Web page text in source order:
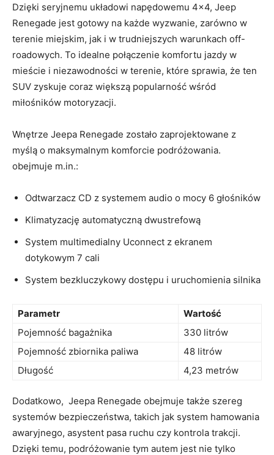
Dzięki seryjnemu ⁢układowi napędowemu 4×4, Jeep
Renegade jest gotowy na każde wyzwanie, zarówno​ w
terenie miejskim, jak i w trudniejszych warunkach off-
roadowych. To idealne połączenie komfortu ‌jazdy w
mieście i ​niezawodności w terenie, które sprawia, że ten
SUV zyskuje coraz większą popularność wśród
‍miłośników​ motoryzacji.
Wnętrze ⁣Jeepa Renegade zostało zaprojektowane z
myślą o maksymalnym komforcie podróżowania. ‌
obejmuje m.in.:
Odtwarzacz CD z systemem audio o mocy 6 głośników
Klimatyzację​ automatyczną​ dwustrefową
System multimedialny Uconnect z ekranem‌
dotykowym 7 cali
System bezkluczykowy dostępu i​ uruchomienia silnika
Parametr
Wartość
Pojemność bagażnika
330 litrów
Pojemność zbiornika⁢ paliwa
48 litrów
Długość
4,23 metrów
Dodatkowo, ⁢ Jeepa Renegade ⁤obejmuje także szereg‌
systemów⁢ bezpieczeństwa, takich jak system hamowania⁣
awaryjnego,⁢ asystent pasa ruchu czy kontrola trakcji.
Dzięki temu, podróżowanie tym autem jest nie tylko